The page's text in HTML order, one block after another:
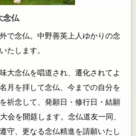
念仏
で念仏。中野善英上人ゆかりの念
たします。
大念仏を唱道され、遷化されてよ
月を拝して念仏、今までの自分を
祈念して、発願日・修行日・結願
会を開筵します。念仏道友一同、
守、更なる念仏精進を請願いたし